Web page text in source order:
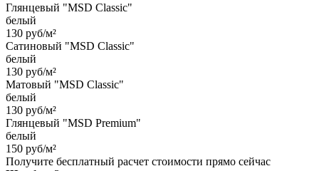
Глянцевый "MSD Classic"
белый
130 руб/м²
Сатиновый "MSD Classic"
белый
130 руб/м²
Матовый "MSD Classic"
белый
130 руб/м²
Глянцевый "MSD Premium"
белый
150 руб/м²
Получите бесплатный расчет стоимости прямо сейчас